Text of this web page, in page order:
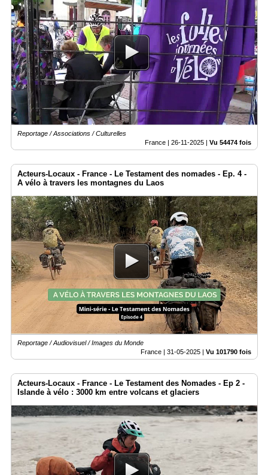
Reportage / Associations / Culturelles
France | 26-11-2025 Vu 54474 fois
Acteurs-Locaux - France - Le Testament des nomades - Ep. 4 -
A vélo à travers les montagnes du Laos
Reportage / Audiovisuel / Images du Monde
France | 31-05-2025 | Vu 101790 fois
Acteurs-Locaux - France - Le Testament des Nomades - Ep 2 -
Islande à vélo : 3000 km entre volcans et glaciers